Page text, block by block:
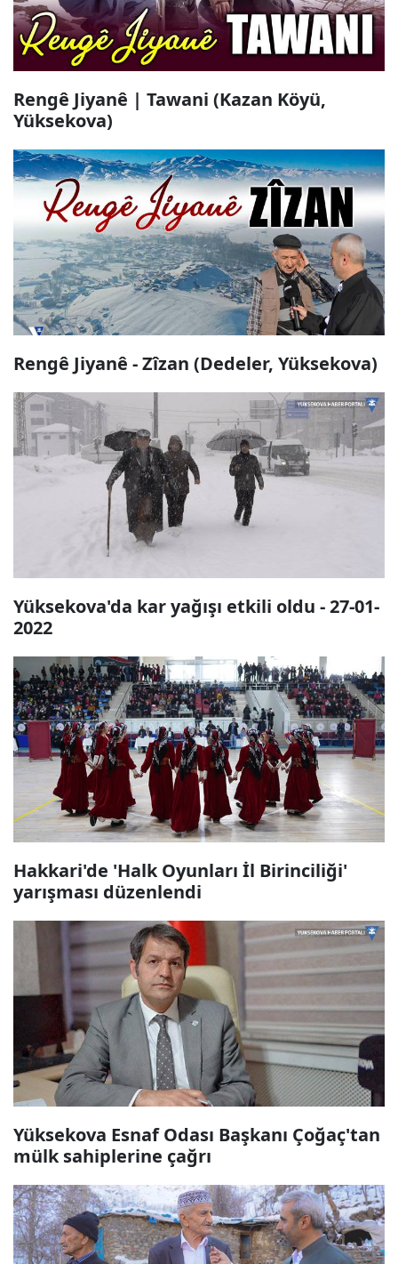
Rengê Jiyanê | Tawani (Kazan Köyü,
Yüksekova)
Rengê Jiyanê - Zîzan (Dedeler, Yüksekova)
Yüksekova'da kar yağışı etkili oldu - 27-01-
2022
Hakkari'de 'Halk Oyunları İl Birinciliği'
yarışması düzenlendi
Yüksekova Esnaf Odası Başkanı Çoğaç'tan
mülk sahiplerine çağrı